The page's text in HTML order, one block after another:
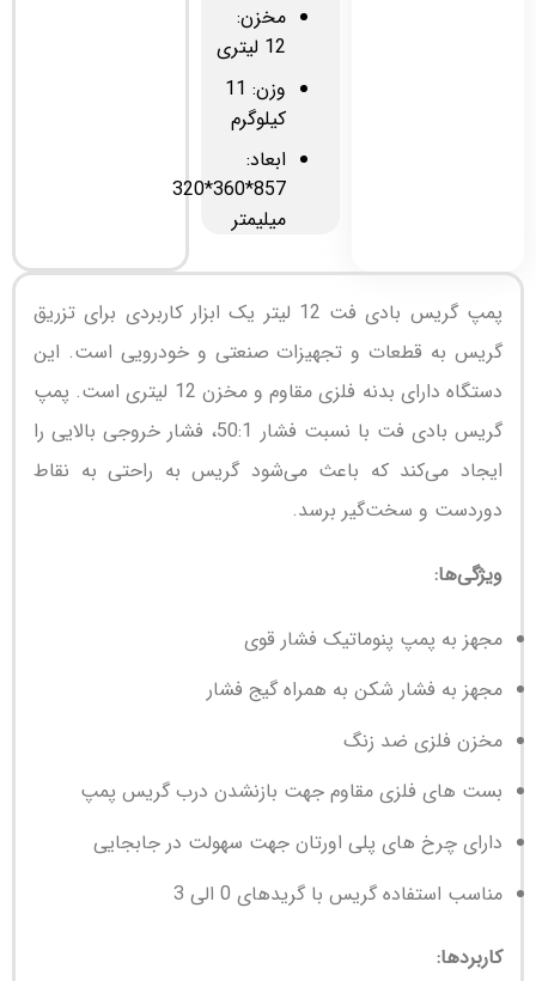
مخزن:
12 لیتری
وزن: 11
کیلوگرم
ابعاد:
857*360*320
میلیمتر
پمپ گریس بادی فت 12 لیتر یک ابزار کاربردی برای تزریق
گریس به قطعات و تجهیزات صنعتی و خودرویی است. این
دستگاه دارای بدنه فلزی مقاوم و مخزن 12 لیتری است. پمپ
گریس بادی فت با نسبت فشار 50:1، فشار خروجی بالایی را
ایجاد می‌کند که باعث می‌شود گریس به راحتی به نقاط
دوردست و سخت‌گیر برسد.
ویژگی‌ها:
مجهز به پمپ پنوماتیک فشار قوی
مجهز به فشار شکن به همراه گیج فشار
مخزن فلزی ضد زنگ
بست های فلزی مقاوم جهت بازنشدن درب گریس پمپ
دارای چرخ های پلی اورتان جهت سهولت در جابجایی
مناسب استفاده گریس با گریدهای 0 الی 3
کاربردها: